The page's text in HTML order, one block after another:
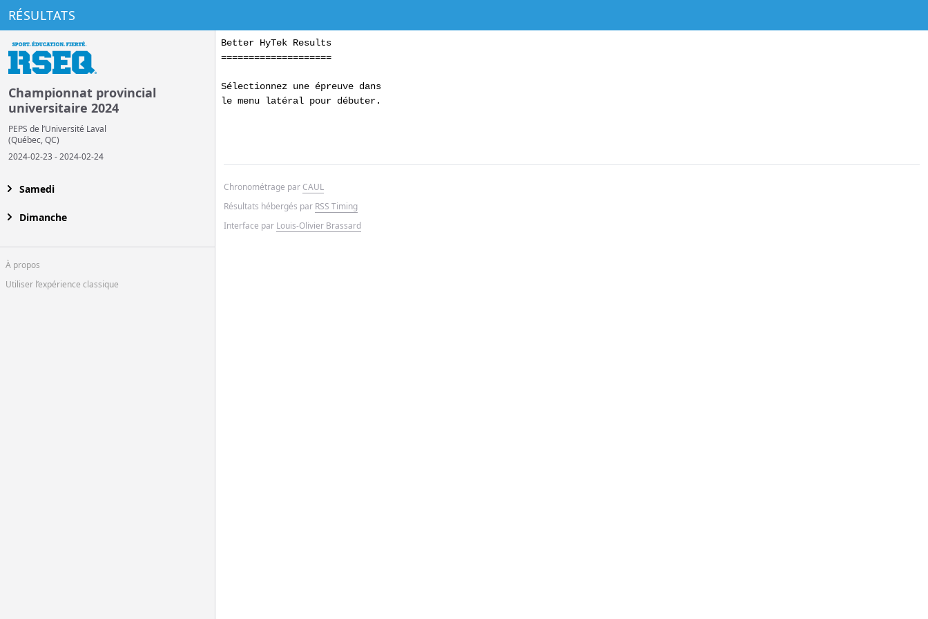
RÉSULTATS
Championnat provincial
universitaire 2024
PEPS de l’Université Laval
(Québec,QC)
2024-02-23-2024-02-24
Samedi
Dimanche
À propos
Utiliser l’expérience classique
Better HyTek Results
====================
Sélectionnez une épreuve dans
le menu latéral pour débuter.
Chronométrage par CAUL
Résultats hébergés par RSS Timing
Interface par Louis-Olivier Brassard